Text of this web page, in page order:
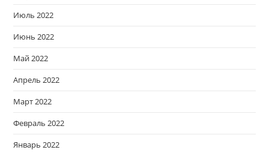
Июль 2022
Июнь 2022
Май 2022
Апрель 2022
Март 2022
Февраль 2022
Январь 2022